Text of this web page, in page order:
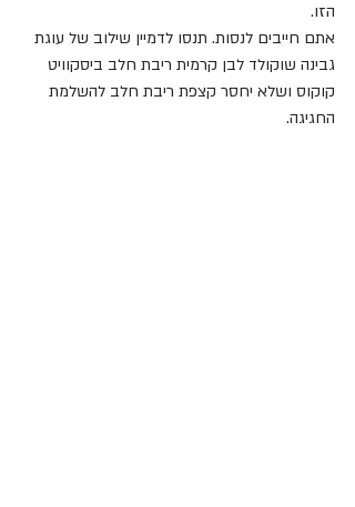
הזו.
אתם חייבים לנסות. תנסו לדמיין שילוב של עוגת
גבינה שוקולד לבן קרמית ריבת חלב ביסקוויט
קוקוס ושלא יחסר קצפת ריבת חלב להשלמת
החגיגה.